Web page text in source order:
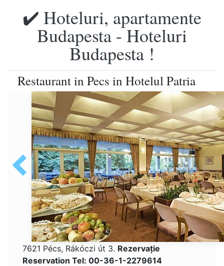
✔️ Hoteluri, apartamente
Budapesta - Hoteluri
Budapesta !
Restaurant in Pecs in Hotelul Patria
7621 Pécs, Rákóczi út 3. Rezervaţie
Reservation Tel: 00-36-1-2279614